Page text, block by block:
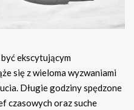
ekscytującym
się z wieloma wyzwaniami
Długie godziny spędzone
czasowych oraz suche